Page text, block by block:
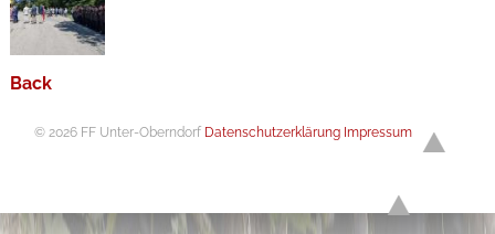
Back
© 2026 FF Unter-Oberndorf Datenschutzerklärung Impressum